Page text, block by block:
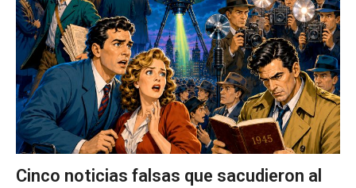
Cinco noticias falsas que sacudieron al